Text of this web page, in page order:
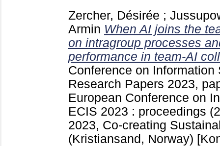
Zercher, Désirée ;
Armin When AI joins the
on intragroup processes
performance in team-AI
Conference on Information
Research Papers 2023,
European Conference on
ECIS 2023 : proceedings
2023, Co-creating
(Kristiansand, Norway)